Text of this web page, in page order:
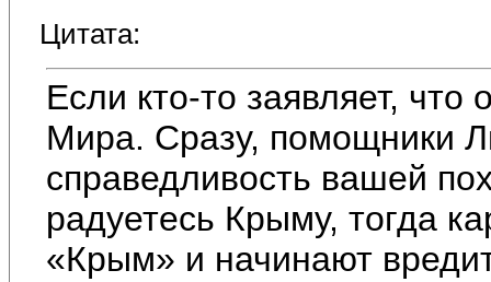
Цитата:
Если кто-то заявляет, что
Мира. Сразу, помощники
справедливость вашей
радуетесь Крыму, тогда
«Крым» и начинают